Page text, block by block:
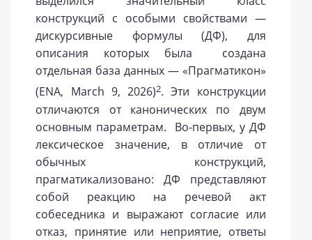
конструкций с особыми свойствами —
дискурсивные формулы (ДФ), для
описания которых была создана
отдельная база данных — «Прагматикон»
(ENA, March 9, 2026)2. Эти конструкции
отличаются от канонических по двум
основным параметрам. Во-первых, у ДФ
лексическое значение, в отличие от
обычных конструкций,
прагматикализовано: ДФ представляют
собой реакцию на речевой акт
собеседника и выражают согласие или
отказ, принятие или неприятие, ответы